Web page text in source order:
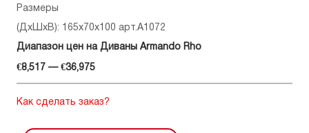
Размеры
(ДхШхВ): 165x70x100 арт.A1072
Диапазон цен на Диваны Armando Rho
€8,517 — €36,975
Как сделать заказ?